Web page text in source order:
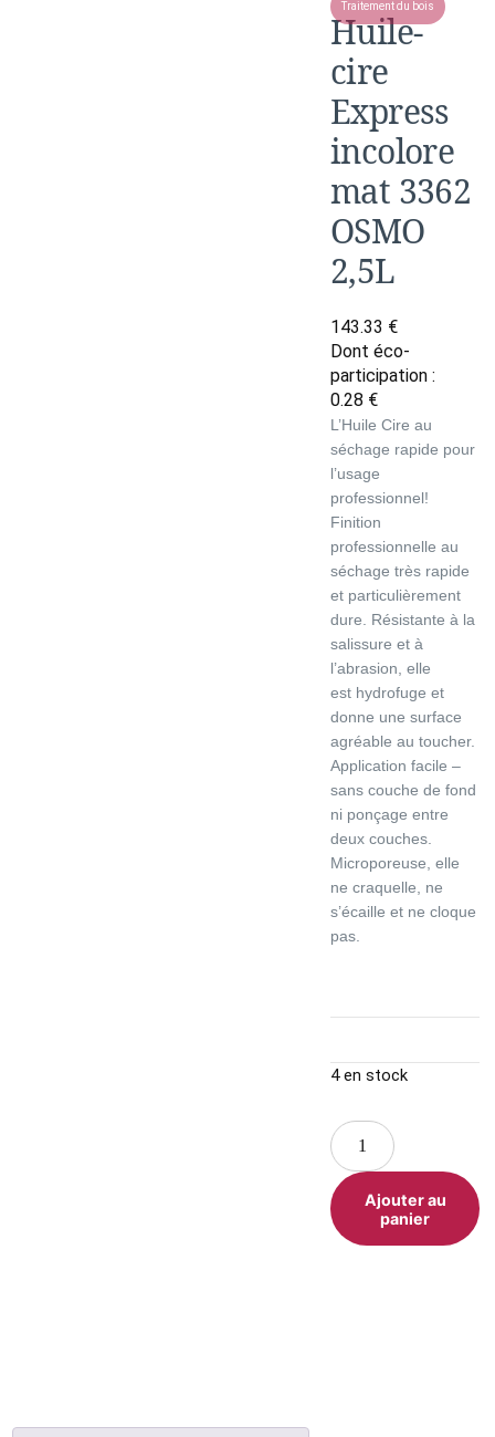
Huile-
cire
Express
incolore
mat 3362
OSMO
2,5L
143.33 €
Dont éco-
participation :
0.28 €
L’Huile Cire au
séchage rapide pour
l’usage
professionnel!
Finition
professionnelle au
séchage très rapide
et particulièrement
dure. Résistante à la
salissure et à
l’abrasion, elle
est hydrofuge et
donne une surface
agréable au toucher.
Application facile –
sans couche de fond
ni ponçage entre
deux couches.
Microporeuse, elle
ne craquelle, ne
s’écaille et ne cloque
pas.
4 en stock
Ajouter au
panier
Traitement du bois